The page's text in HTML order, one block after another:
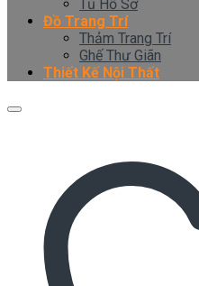
Tủ Hồ Sơ
Đồ Trang Trí
Thảm Trang Trí
Ghế Thư Giãn
Thiết Kế Nội Thất